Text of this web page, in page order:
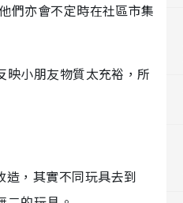
們亦會不定時在社區市集
小朋友物質太充裕，所
，其實不同玩具去到